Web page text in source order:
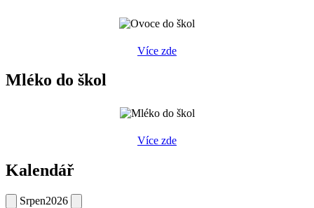
Více zde
Mléko do škol
Více zde
Kalendář
Srpen2026